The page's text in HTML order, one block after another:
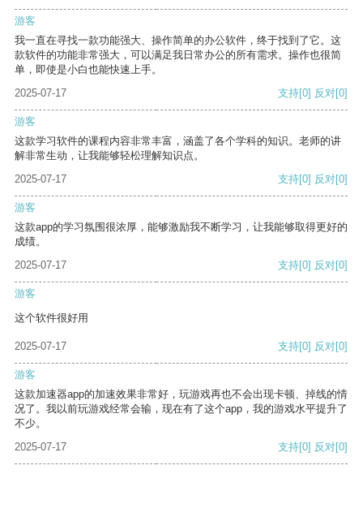
游客
我一直在寻找一款功能强大、操作简单的办公软件，终于找到了它。这
款软件的功能非常强大，可以满足我日常办公的所有需求。操作也很简
单，即使是小白也能快速上手。
2025-07-17
支持[0] 反对[0]
游客
这款学习软件的课程内容非常丰富，涵盖了各个学科的知识。老师的讲
解非常生动，让我能够轻松理解知识点。
2025-07-17
支持[0] 反对[0]
游客
这款app的学习氛围很浓厚，能够激励我不断学习，让我能够取得更好的
成绩。
2025-07-17
支持[0] 反对[0]
游客
这个软件很好用
2025-07-17 支持[0] 反对[0]
游客
这款加速器app的加速效果非常好，玩游戏再也不会出现卡顿、掉线的情
况了。我以前玩游戏经常会输，现在有了这个app，我的游戏水平提升了
不少。
2025-07-17
支持[0] 反对[0]